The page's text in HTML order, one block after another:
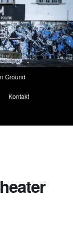
Ground
Kontakt